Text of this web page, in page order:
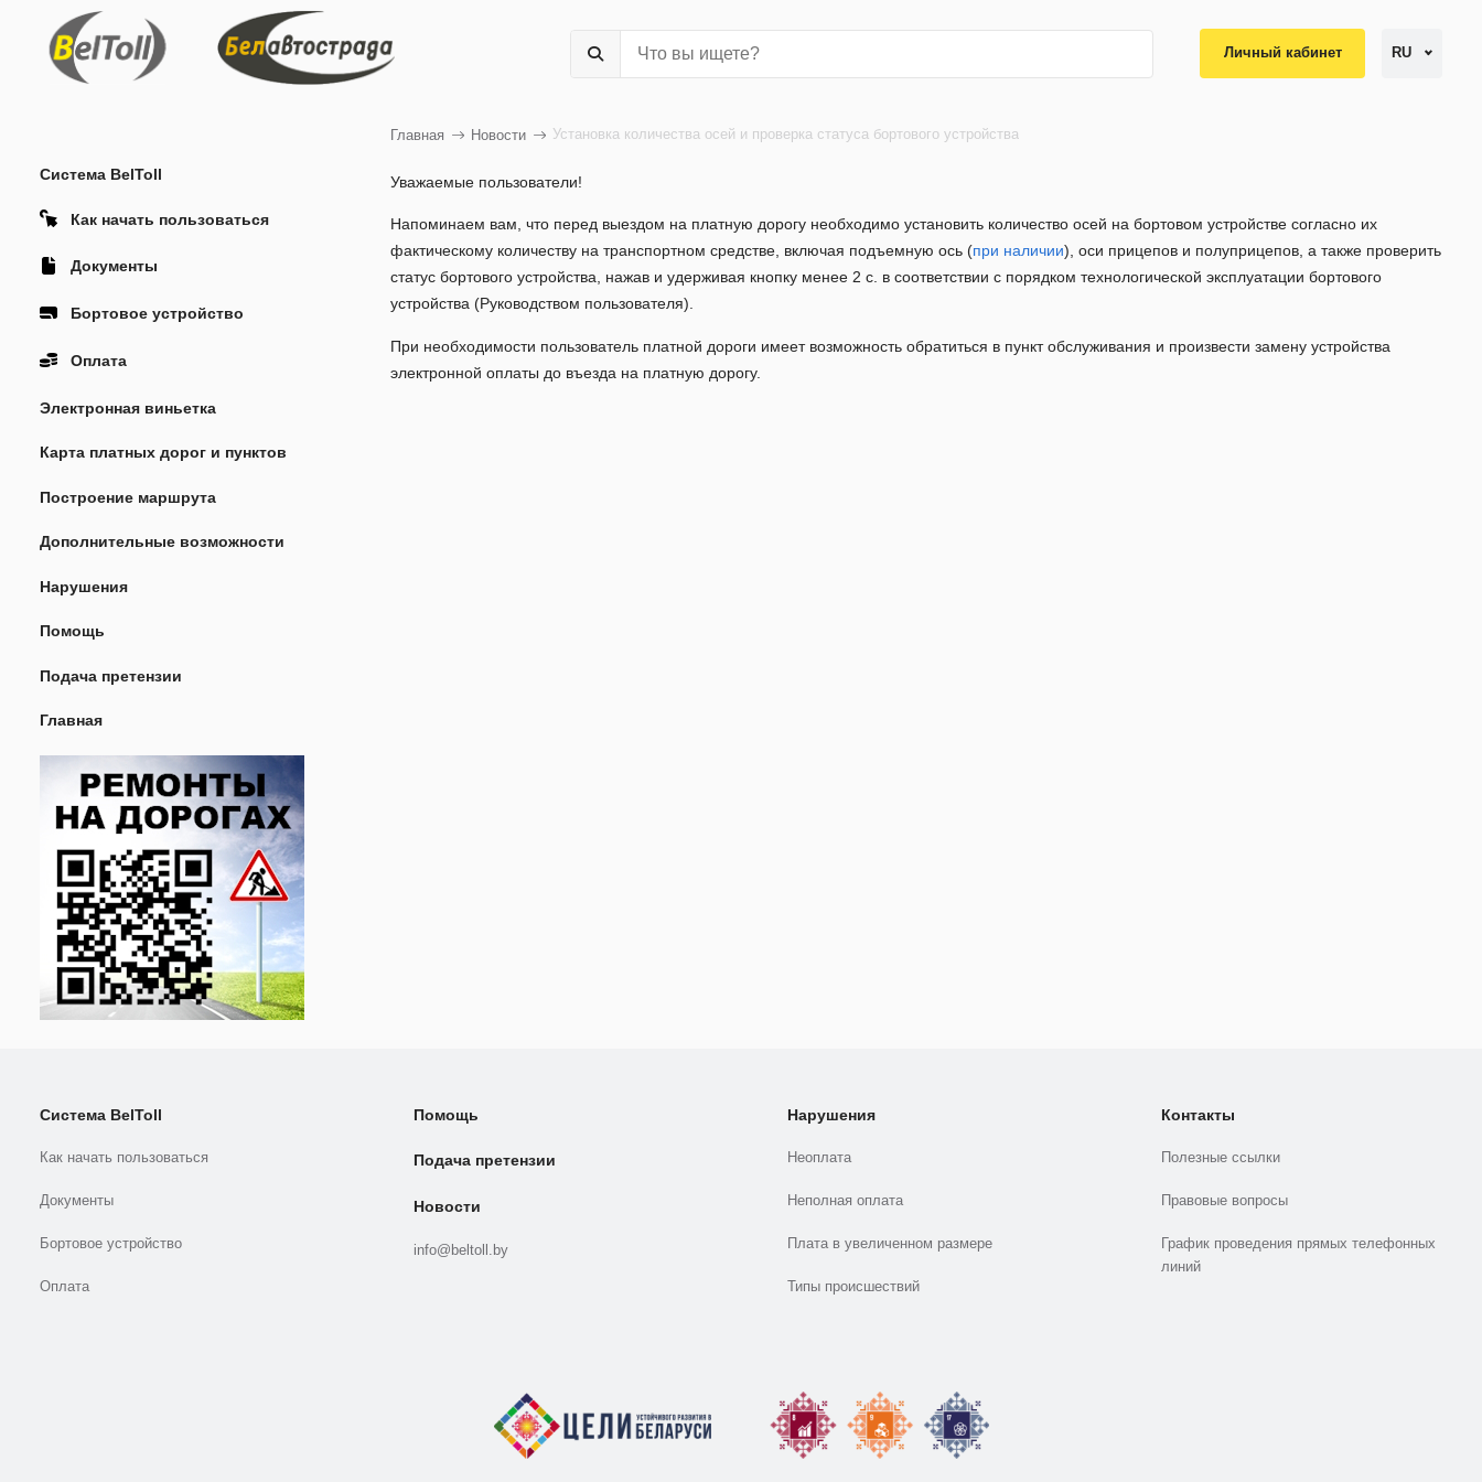
Личный кабинет RU
Система BelToll
Как начать пользоваться
Документы
Бортовое устройство
Оплата
Электронная виньетка
Карта платных дорог и пунктов
Построение маршрута
Дополнительные возможности
Нарушения
Помощь
Подача претензии
Главная
Главная Новости Установка количества осей и проверка статуса бортового устройства
Уважаемые пользователи!
Напоминаем вам, что перед выездом на платную дорогу необходимо установить количество осей на бортовом устройстве согласно их
фактическому количеству на транспортном средстве, включая подъемную ось (при наличии), оси прицепов и полуприцепов, а также проверить
статус бортового устройства, нажав и удерживая кнопку менее 2 с. в соответствии с порядком технологической эксплуатации бортового
устройства (Руководством пользователя).
При необходимости пользователь платной дороги имеет возможность обратиться в пункт обслуживания и произвести замену устройства
электронной оплаты до въезда на платную дорогу.
Система BelToll
Как начать пользоваться
Документы
Бортовое устройство
Оплата
Помощь
Подача претензии
Новости
info@beltoll.by
Нарушения
Неоплата
Неполная оплата
Плата в увеличенном размере
Типы происшествий
Контакты
Полезные ссылки
Правовые вопросы
График проведения прямых телефонных
линий